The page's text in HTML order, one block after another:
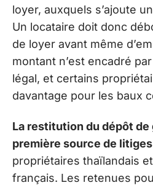
loyer, auxquels s’ajoute
Un locataire doit donc
de loyer avant même
montant n’est encadré
légal, et certains
davantage pour les baux
La restitution du dépôt de
première source de litiges
propriétaires thaïlandais
français. Les retenues